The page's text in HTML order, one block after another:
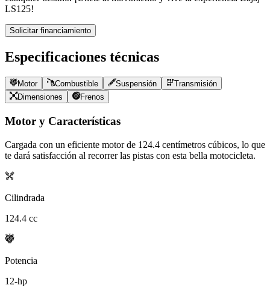
LS125!
Solicitar financiamiento
Especificaciones técnicas
Motor Combustible Suspensión
Transmisión
Dimensiones
Frenos
Motor y Características
Cargada con un eficiente motor de 124.4 centímetros cúbicos, lo que
te dará satisfacción al recorrer las pistas con esta bella motocicleta.
Cilindrada
124.4 cc
Potencia
12-hp